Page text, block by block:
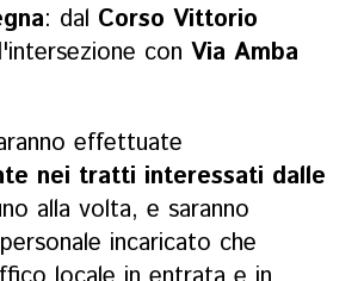
: dal Corso Vittorio
con Via Amba
effettuate
nei tratti interessati dalle
alla volta, e saranno
incaricato che